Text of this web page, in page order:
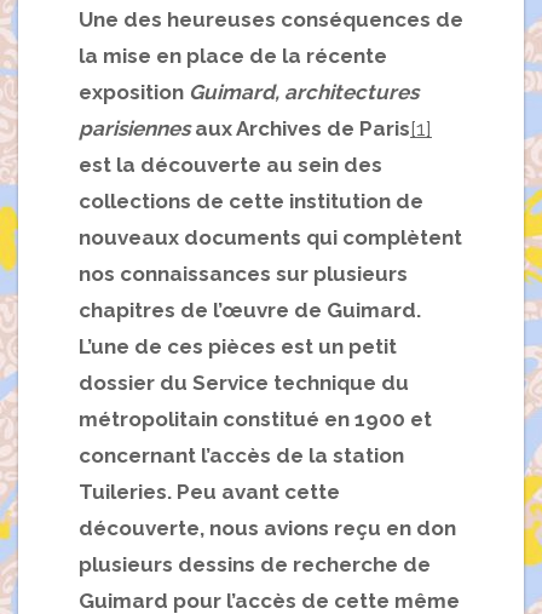
Une des heureuses conséquences de
la mise en place de la récente
exposition Guimard, architectures
parisiennesaux Archives de Paris[1]
est la découverte au sein des
collections de cette institution de
nouveaux documents qui complètent
nos connaissances sur plusieurs
chapitres de l’œuvre de Guimard.
L’une de ces pièces est un petit
dossier du Service technique du
métropolitain constitué en 1900 et
concernant l’accès de la station
Tuileries. Peu avant cette
découverte, nous avions reçu en don
plusieurs dessins de recherche de
Guimard pour l’accès de cette même